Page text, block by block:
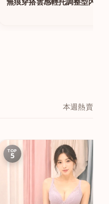
無痕穿搭雲感輕托調整型內衣
本週熱賣
TOP
5